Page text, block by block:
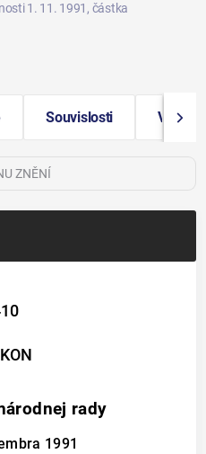
1. 11. 1991 , částka
Souvislosti
ZNĚNÍ
rady
1991